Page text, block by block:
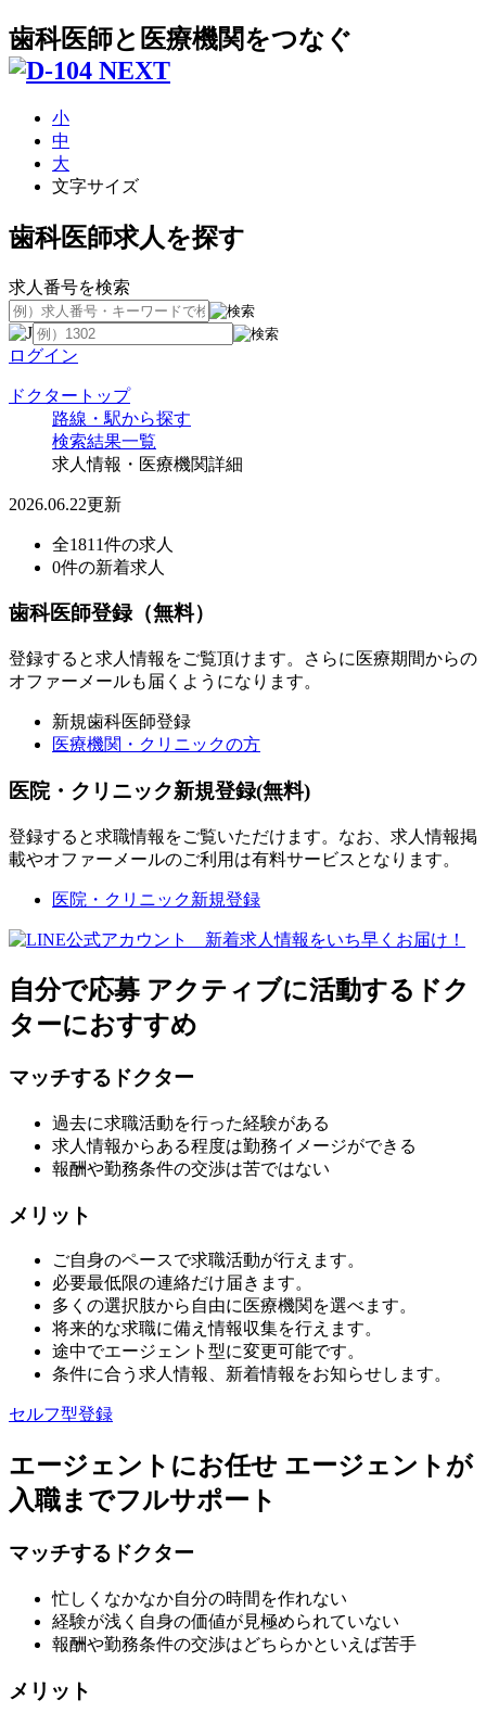
歯科医師と医療機関をつなぐ
小
中
大
文字サイズ
歯科医師求人を探す
求人番号を検索
ログイン
ドクタートップ
路線・駅から探す
検索結果一覧
求人情報・医療機関詳細
2026.06.22更新
全1811件の求人
0件の新着求人
歯科医師登録（無料）
登録すると求人情報をご覧頂けます。さらに医療期間からの
オファーメールも届くようになります。
新規歯科医師登録
医療機関・クリニックの方
医院・クリニック新規登録(無料)
登録すると求職情報をご覧いただけます。なお、求人情報掲
載やオファーメールのご利用は有料サービスとなります。
医院・クリニック新規登録
自分で応募 アクティブに活動するドク
ターにおすすめ
マッチするドクター
過去に求職活動を行った経験がある
求人情報からある程度は勤務イメージができる
報酬や勤務条件の交渉は苦ではない
メリット
ご自身のペースで求職活動が行えます。
必要最低限の連絡だけ届きます。
多くの選択肢から自由に医療機関を選べます。
将来的な求職に備え情報収集を行えます。
途中でエージェント型に変更可能です。
条件に合う求人情報、新着情報をお知らせします。
セルフ型登録
エージェントにお任せ エージェントが
入職までフルサポート
マッチするドクター
忙しくなかなか自分の時間を作れない
経験が浅く自身の価値が見極められていない
報酬や勤務条件の交渉はどちらかといえば苦手
メリット